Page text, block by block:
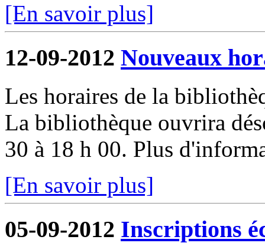
[En savoir plus]
12-09-2012 Nouveaux
Les horaires de la
La bibliothèque ouvrira
30 à 18 h 00. Plus
[En savoir plus]
05-09-2012 Inscriptions